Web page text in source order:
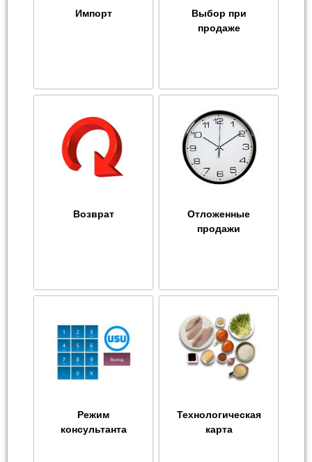
Импорт
Выбор при
продаже
Возврат
Отложенные
продажи
Режим
консультанта
Технологическая
карта